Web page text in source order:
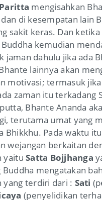
mengisahkan
di kesempatan lain
sakit keras. Dan
Buddha kemudian
jaman dahulu jika ada
lainnya akan
motivasi; termasuk
zaman itu terkadang
Bhante Ananda
terutama umat yang
Bhikkhu. Pada waktu
wejangan berkaitan
yaituSatta Bojjhanga
Buddha mengatakan
yang terdiri dari : Sati
(penyelidikan